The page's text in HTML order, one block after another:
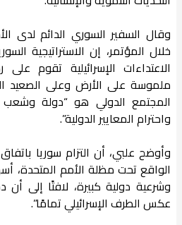
وقال السفير السوري الدائم لدى
خلال المؤتمر، إن الاستراتيجية
الاعتداءات الإسرائيلية تقوم
ملموسة على الأرض وعلى الصعيد
المجتمع الدولي هو “دولة
واحترام المعايير الدولية”.
الواقع تحت مظلة الأمم المتحدة،
وشرعية دولية كبيرة، لافتًا إلى
عكس الطرف الإسرائيلي تمامًا”.